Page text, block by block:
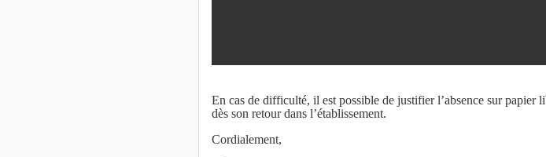
En cas de difficulté, il est possible de justifier l’absence sur papier
dès son retour dans l’établissement.
Cordialement,